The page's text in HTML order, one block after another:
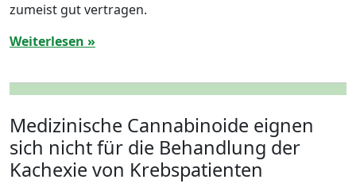
zumeist gut vertragen.
Weiterlesen »
Medizinische Cannabinoide eignen
sich nicht für die Behandlung der
Kachexie von Krebspatienten